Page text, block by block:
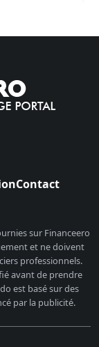
Contact
sur Financeero
et ne doivent
professionnels.
avant de prendre
est basé sur des
par la publicité.